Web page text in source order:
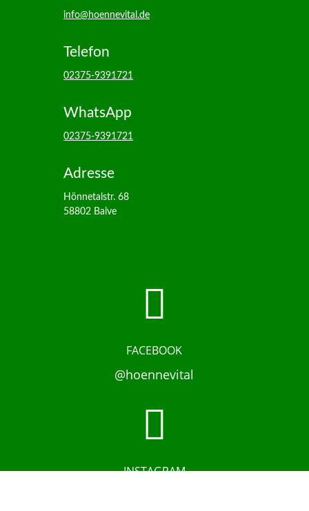
info@hoennevital.de
Telefon
02375-9391721
WhatsApp
02375-9391721
Adresse
Hönnetalstr. 68
58802 Balve

FACEBOOK
@hoennevital

INSTAGRAM